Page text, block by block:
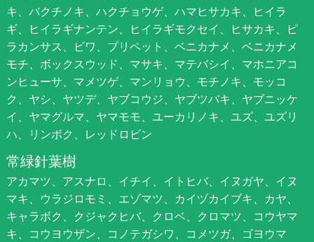
キ、バクチノキ、ハクチョウゲ、ハマヒサカキ、ヒイラ
ギ、ヒイラギナンテン、ヒイラギモクセイ、ヒサカキ、ピ
ラカンサス、ビワ、プリペット、ベニカナメ、ベニカナメ
モチ、ボックスウッド、マサキ、マテバシイ、マホニアコ
ンヒューサ、マメツゲ、マンリョウ、モチノキ、モッコ
ク、ヤシ、ヤツデ、ヤブコウジ、ヤブツバキ、ヤブニッケ
イ、ヤマグルマ、ヤマモモ、ユーカリノキ、ユズ、ユズリ
ハ、リンボク、レッドロビン
常緑針葉樹
アカマツ、アスナロ、イチイ、イトヒバ、イヌガヤ、イヌ
マキ、ウラジロモミ、エゾマツ、カイヅカイブキ、カヤ、
キャラボク、クジャクヒバ、クロベ、クロマツ、コウヤマ
キ、コウヨウザン、コノテガシワ、コメツガ、ゴヨウマ